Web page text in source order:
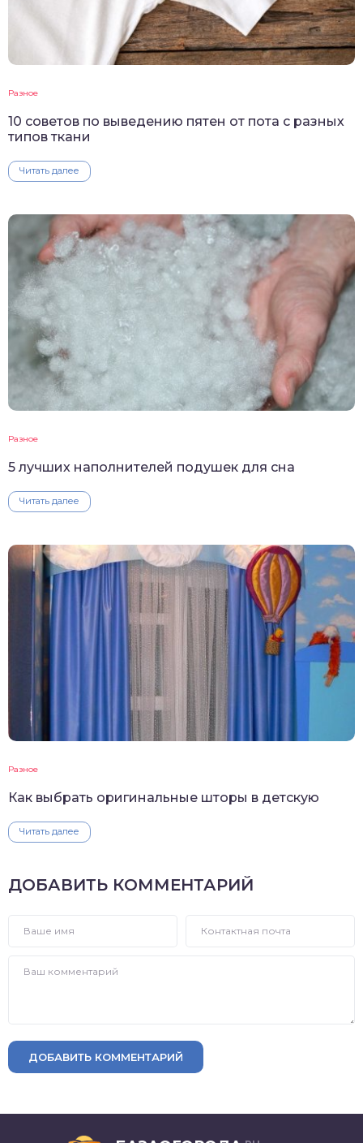
Разное
10 советов по выведению пятен от пота с разных
типов ткани
Читать далее
Разное
5 лучших наполнителей подушек для сна
Читать далее
Разное
Как выбрать оригинальные шторы в детскую
Читать далее
ДОБАВИТЬ КОММЕНТАРИЙ
ДОБАВИТЬ КОММЕНТАРИЙ